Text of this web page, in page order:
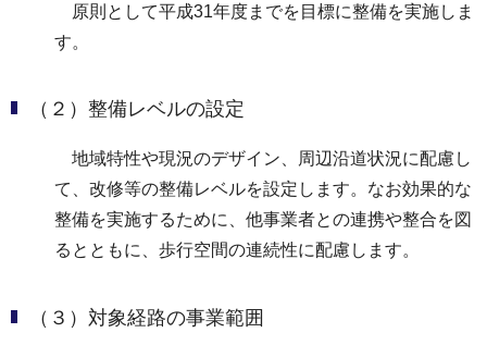
原則として平成31年度までを目標に整備を実施しま
す。
（２）整備レベルの設定
地域特性や現況のデザイン、周辺沿道状況に配慮し
て、改修等の整備レベルを設定します。なお効果的な
整備を実施するために、他事業者との連携や整合を図
るとともに、歩行空間の連続性に配慮します。
（３）対象経路の事業範囲